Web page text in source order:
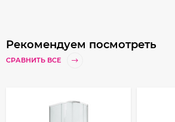
Рекомендуем посмотреть
СРАВНИТЬ ВСЕ